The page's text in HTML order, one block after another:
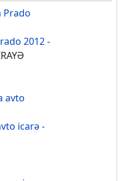
2012 -
icarə -